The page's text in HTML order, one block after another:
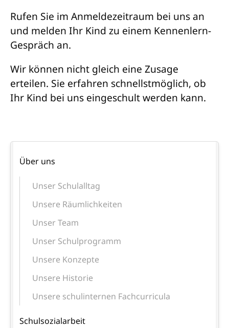
Rufen Sie im Anmeldezeitraum bei uns an
und melden Ihr Kind zu einem Kennenlern-
Gespräch an.
Wir können nicht gleich eine Zusage
erteilen. Sie erfahren schnellstmöglich, ob
Ihr Kind bei uns eingeschult werden kann.
überspringen
Über uns
Unser Schulalltag
Unsere Räumlichkeiten
Unser Team
Unser Schulprogramm
Unsere Konzepte
Unsere Historie
Unsere schulinternen Fachcurricula
Schulsozialarbeit